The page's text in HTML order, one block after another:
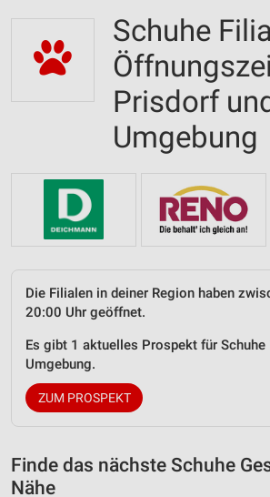
Schuhe
Prisdorf
Umgebung
Die Filialen in deiner Region haben
20:00 Uhr geöffnet.
Es gibt 1 aktuelles Prospekt für
Umgebung.
ZUM PROSPEKT
Finde das nächste Schuhe
Nähe